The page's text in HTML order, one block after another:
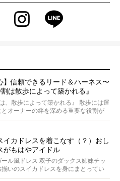
】信頼できるリード＆ハーネス〜
は散歩によって築かれる』
＆BEAST〜
、散歩によって築かれる』 散歩には運
オーナーの絆を深める重要な役割が
イカドレスを着こなす（？）おし
がもはやアイドル
ル風ドレス 双子のダックス姉妹チッ
いのスイカドレスを身にまとってい